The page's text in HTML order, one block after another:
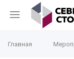
Главная